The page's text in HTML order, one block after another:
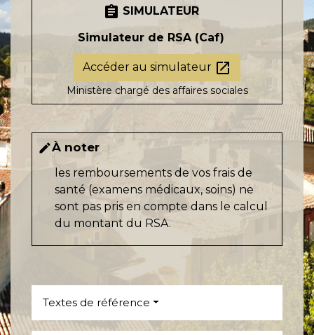
assignment SIMULATEUR
Simulateur de RSA (Caf)
Accéder au simulateur open_in_new
Ministère chargé des affaires sociales
editÀ noter
les remboursements de vos frais de
santé (examens médicaux, soins) ne
sont pas pris en compte dans le calcul
du montant du RSA.
Textes de référence